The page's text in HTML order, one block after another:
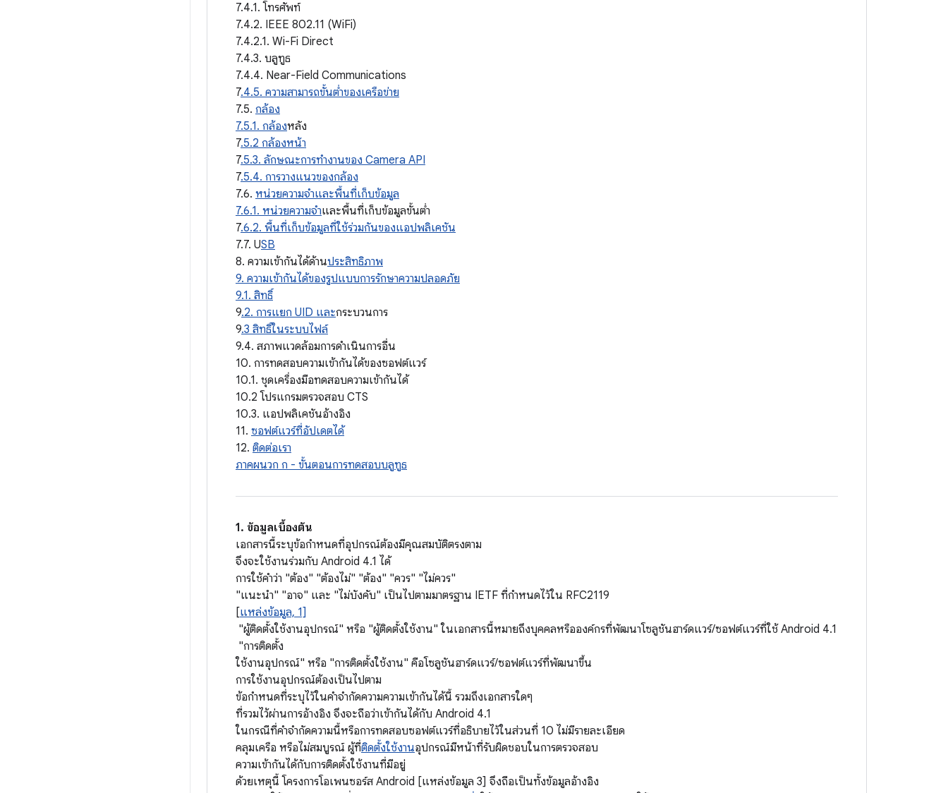
7.4.1. โทรศัพท์
7.4.2. IEEE 802.11 (WiFi)
7.4.2.1. Wi-Fi Direct
7.4.3. บลูทูธ
7.4.4. Near-Field Communications
7.4.5. ความสามารถขั้นต่ำของเครือข่าย
7.5. กล้อง
7.5.1. กล้องหลัง
7.5.2 กล้องหน้า
7.5.3. ลักษณะการทํางานของ Camera API
7.5.4. การวางแนวของกล้อง
7.6. หน่วยความจำและพื้นที่เก็บข้อมูล
7.6.1. หน่วยความจำและพื้นที่เก็บข้อมูลขั้นต่ำ
7.6.2. พื้นที่เก็บข้อมูลที่ใช้ร่วมกันของแอปพลิเคชัน
7.7. USB
8. ความเข้ากันได้ด้านประสิทธิภาพ
9. ความเข้ากันได้ของรูปแบบการรักษาความปลอดภัย
9.1. สิทธิ์
9.2. การแยก UID และกระบวนการ
9.3 สิทธิ์ในระบบไฟล์
9.4. สภาพแวดล้อมการดําเนินการอื่น
10. การทดสอบความเข้ากันได้ของซอฟต์แวร์
10.1. ชุดเครื่องมือทดสอบความเข้ากันได้
10.2 โปรแกรมตรวจสอบ CTS
10.3. แอปพลิเคชันอ้างอิง
11. ซอฟต์แวร์ที่อัปเดตได้
12. ติดต่อเรา
ภาคผนวก ก - ขั้นตอนการทดสอบบลูทูธ
1. ข้อมูลเบื้องต้น
เอกสารนี้ระบุข้อกำหนดที่อุปกรณ์ต้องมีคุณสมบัติตรงตาม
จึงจะใช้งานร่วมกับ Android 4.1 ได้
การใช้คําว่า "ต้อง" "ต้องไม่" "ต้อง" "ควร" "ไม่ควร"
"แนะนํา" "อาจ" และ "ไม่บังคับ" เป็นไปตามมาตรฐาน IETF ที่กําหนดไว้ใน RFC2119
[แหล่งข้อมูล, 1]
"ผู้ติดตั้งใช้งานอุปกรณ์" หรือ "ผู้ติดตั้งใช้งาน" ในเอกสารนี้หมายถึงบุคคลหรือองค์กรที่พัฒนาโซลูชันฮาร์ดแวร์/ซอฟต์แวร์ที่ใช้ Android 4.1
"การติดตั้ง
ใช้งานอุปกรณ์" หรือ "การติดตั้งใช้งาน" คือโซลูชันฮาร์ดแวร์/ซอฟต์แวร์ที่พัฒนาขึ้น
การใช้งานอุปกรณ์ต้องเป็นไปตาม
ข้อกำหนดที่ระบุไว้ในคำจำกัดความความเข้ากันได้นี้ รวมถึงเอกสารใดๆ
ที่รวมไว้ผ่านการอ้างอิง จึงจะถือว่าเข้ากันได้กับ Android 4.1
ในกรณีที่คำจำกัดความนี้หรือการทดสอบซอฟต์แวร์ที่อธิบายไว้ในส่วนที่ 10 ไม่มีรายละเอียด
คลุมเครือ หรือไม่สมบูรณ์ ผู้ที่ติดตั้งใช้งานอุปกรณ์มีหน้าที่รับผิดชอบในการตรวจสอบ
ความเข้ากันได้กับการติดตั้งใช้งานที่มีอยู่
ด้วยเหตุนี้ โครงการโอเพนซอร์ส Android [แหล่งข้อมูล 3] จึงถือเป็นทั้งข้อมูลอ้างอิง